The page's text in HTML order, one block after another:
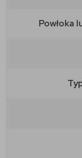
Powłoka